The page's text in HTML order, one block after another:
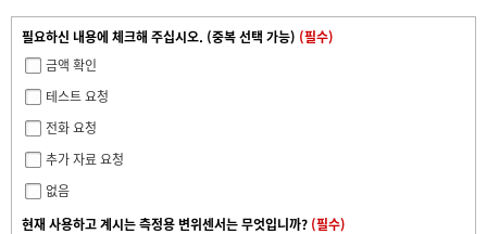
필요하신 내용에 체크해 주십시오. (중복 선택 가능) (필수)
금액 확인
테스트 요청
전화 요청
추가 자료 요청
없음
현재 사용하고 계시는 측정용 변위센서는 무엇입니까? (필수)